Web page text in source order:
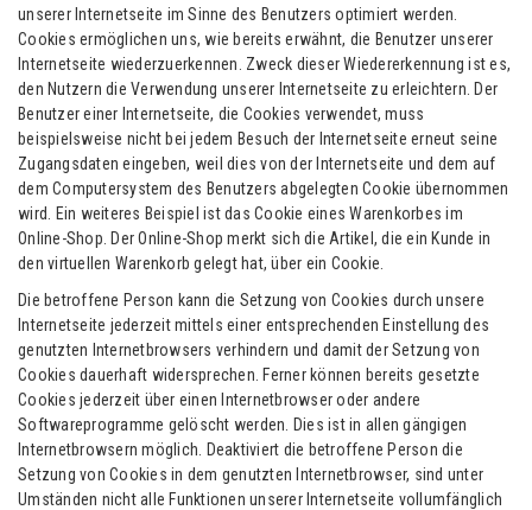
unserer Internetseite im Sinne des Benutzers optimiert werden.
Cookies ermöglichen uns, wie bereits erwähnt, die Benutzer unserer
Internetseite wiederzuerkennen. Zweck dieser Wiedererkennung ist es,
den Nutzern die Verwendung unserer Internetseite zu erleichtern. Der
Benutzer einer Internetseite, die Cookies verwendet, muss
beispielsweise nicht bei jedem Besuch der Internetseite erneut seine
Zugangsdaten eingeben, weil dies von der Internetseite und dem auf
dem Computersystem des Benutzers abgelegten Cookie übernommen
wird. Ein weiteres Beispiel ist das Cookie eines Warenkorbes im
Online-Shop. Der Online-Shop merkt sich die Artikel, die ein Kunde in
den virtuellen Warenkorb gelegt hat, über ein Cookie.
Die betroffene Person kann die Setzung von Cookies durch unsere
Internetseite jederzeit mittels einer entsprechenden Einstellung des
genutzten Internetbrowsers verhindern und damit der Setzung von
Cookies dauerhaft widersprechen. Ferner können bereits gesetzte
Cookies jederzeit über einen Internetbrowser oder andere
Softwareprogramme gelöscht werden. Dies ist in allen gängigen
Internetbrowsern möglich. Deaktiviert die betroffene Person die
Setzung von Cookies in dem genutzten Internetbrowser, sind unter
Umständen nicht alle Funktionen unserer Internetseite vollumfänglich